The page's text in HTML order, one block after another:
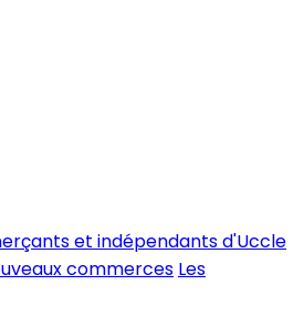
et indépendants d'Uccle
commerces Les